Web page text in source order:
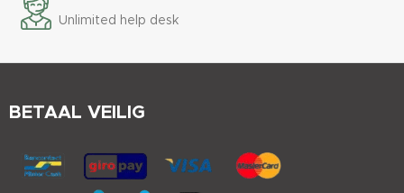
Unlimited help desk
BETAAL VEILIG